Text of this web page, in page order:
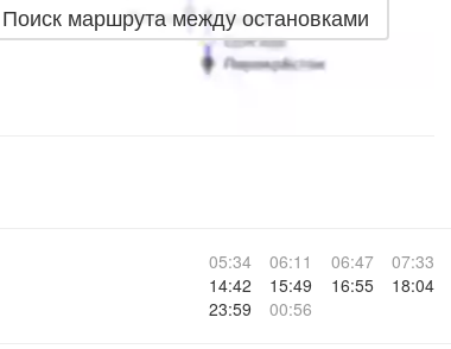
Поиск маршрута между остановками
05:34 06:11 06:47
07:33
14:42
15:49 16:55
18:04
23:59
00:56